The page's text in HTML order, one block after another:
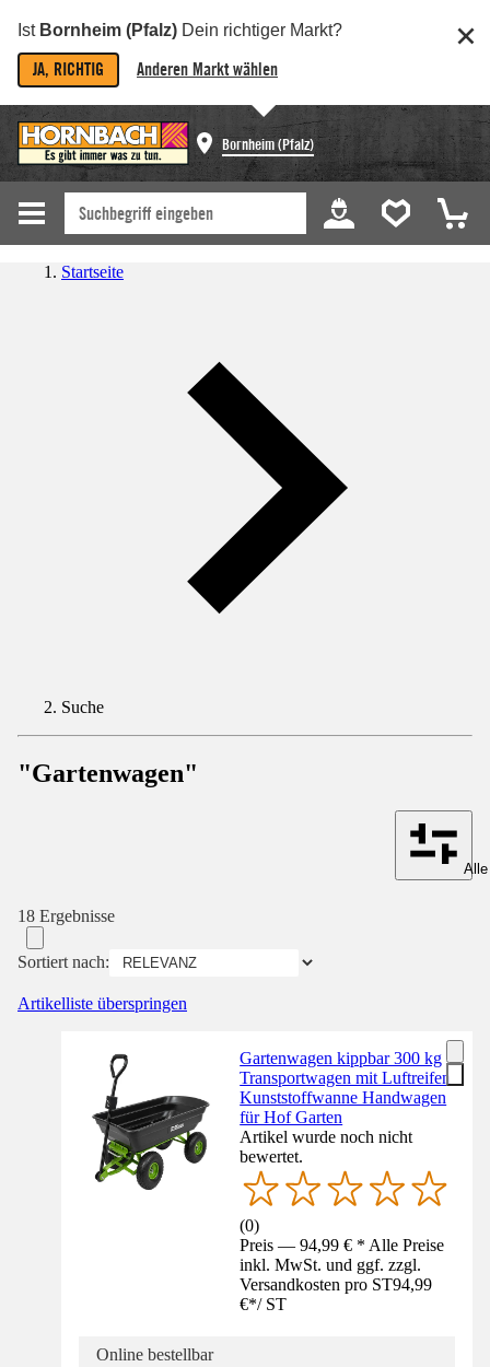
Ist Bornheim (Pfalz) Dein richtiger Markt?
JA, RICHTIG Anderen Markt wählen
Bornheim (Pfalz)
Startseite
Suche
"Gartenwagen"
18 Ergebnisse
Sortiert nach:
Artikelliste überspringen
Gartenwagen kippbar 300 kg
Transportwagen mit Luftreifen
Kunststoffwanne Handwagen
für Hof Garten
Artikel wurde noch nicht
bewertet.
(0)
Preis — 94,99 € * Alle Preise
inkl. MwSt. und ggf. zzgl.
Versandkosten pro ST94,99
€*/ ST
Online bestellbar